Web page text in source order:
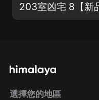
選擇您的地區